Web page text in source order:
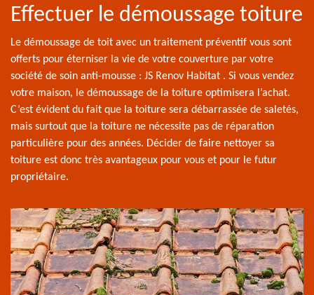
Effectuer le démoussage toiture
Le démoussage de toit avec un traitement préventif vous sont
offerts pour éterniser la vie de votre couverture par votre
société de soin anti-mousse : JS Renov Habitat . Si vous vendez
votre maison, le démoussage de la toiture optimisera l’achat.
C’est évident du fait que la toiture sera débarrassée de saletés,
mais surtout que la toiture ne nécessite pas de réparation
particulière pour des années. Décider de faire nettoyer sa
toiture est donc très avantageux pour vous et pour le futur
propriétaire.